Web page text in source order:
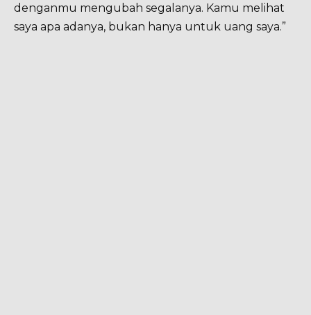
denganmu mengubah segalanya. Kamu melihat
saya apa adanya, bukan hanya untuk uang saya.”